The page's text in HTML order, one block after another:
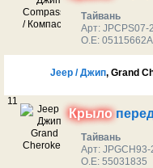
Тайвань
Арт: JPCPS07-
O.E:
Jeep / Джип, Grand
11
Крыло
Тайвань
Арт:
O.E: 55031835